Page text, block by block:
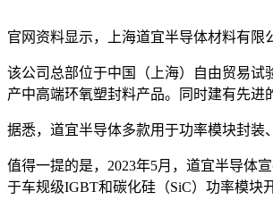
官网资料显示，上海道宜半导体材料有限
该公司总部位于中国（上海）自由贸易试
产中高端环氧塑封料产品。同时建有先进
据悉，道宜半导体多款用于功率模块封装
值得一提的是，2023年5月，道宜半导体
于车规级IGBT和碳化硅（SiC）功率模块